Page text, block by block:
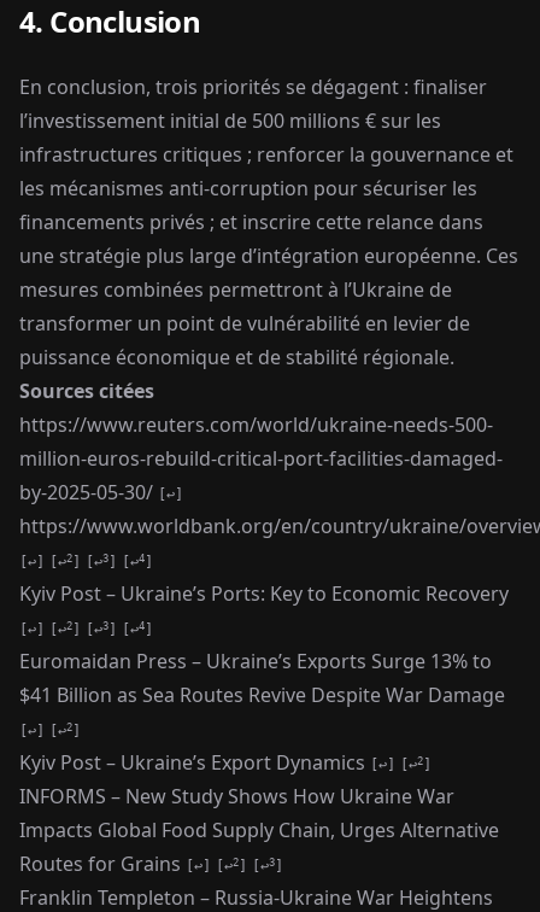
4. Conclusion
En conclusion, trois priorités se dégagent : finaliser
l’investissement initial de 500 millions € sur les
infrastructures critiques ; renforcer la gouvernance et
les mécanismes anti-corruption pour sécuriser les
financements privés ; et inscrire cette relance dans
une stratégie plus large d’intégration européenne. Ces
mesures combinées permettront à l’Ukraine de
transformer un point de vulnérabilité en levier de
puissance économique et de stabilité régionale.
Sources citées
Footnotes
https://www.reuters.com/world/ukraine-needs-500-
million-euros-rebuild-critical-port-facilities-damaged-
by-2025-05-30/
↩
https://www.worldbank.org/en/country/ukraine/
↩ ↩2 ↩3 ↩4
Kyiv Post – Ukraine’s Ports: Key to Economic Recovery
↩ ↩2 ↩3 ↩4
Euromaidan Press – Ukraine’s Exports Surge 13% to
$41 Billion as Sea Routes Revive Despite War Damage
↩ ↩2
Kyiv Post – Ukraine’s Export Dynamics ↩ ↩2
INFORMS – New Study Shows How Ukraine War
Impacts Global Food Supply Chain, Urges Alternative
Routes for Grains
↩ ↩2 ↩3
Franklin Templeton – Russia-Ukraine War Heightens